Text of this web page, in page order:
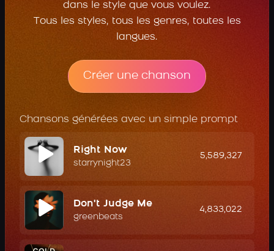
dans le style que vous voulez.
Tous les styles, tous les genres, toutes les
langues.
Créer une chanson
Chansons générées avec un simple prompt
Right Now
starrynight23
5,589,327
Don't Judge Me
greenbeats
4,833,022